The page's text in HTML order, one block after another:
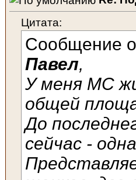
Цитата:
Сообщение
Павел,
У меня МС
общей
До
сейчас -